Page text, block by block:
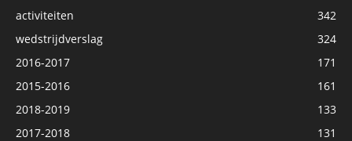
activiteiten
342
wedstrijdverslag
324
2016-2017
171
2015-2016
161
2018-2019
133
2017-2018
131